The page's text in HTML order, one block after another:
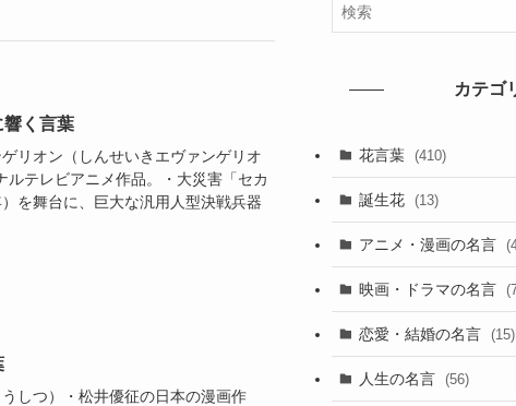
く言葉
リオン（しんせいきエヴァンゲリオ
ルテレビアニメ作品。・大災害「セカ
を舞台に、巨大な汎用人型決戦兵器
しつ）・松井優征の日本の漫画作
カテゴ
花言葉 (410)
誕生花 (13)
アニメ・漫画の名言
映画・ドラマの名言
恋愛・結婚の名言 (15)
人生の名言 (56)